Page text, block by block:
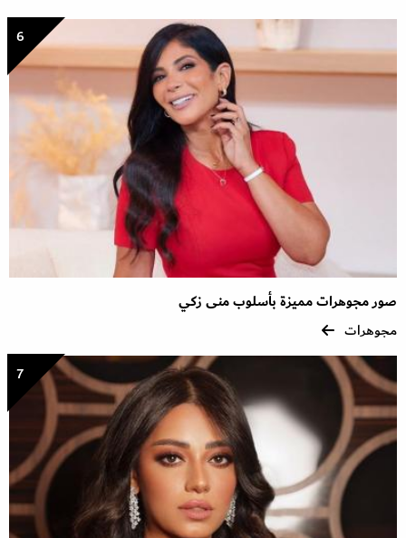
6
صور مجوهرات مميزة بأسلوب منى زكي
مجوهرات
7